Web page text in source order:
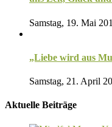
Samstag, 19. Mai
„Liebe wird aus
Samstag, 21. April
Aktuelle Beiträge